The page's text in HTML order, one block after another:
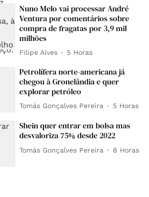
Nuno Melo vai processar André
Ventura por comentários sobre
compra de fragatas por 3,9 mil
milhões
Filipe Alves 5 Horas
Petrolífera norte-americana já
chegou à Gronelândia e quer
explorar petróleo
Tomás Gonçalves Pereira 5 Horas
Shein quer entrar em bolsa mas
desvaloriza 75% desde 2022
Tomás Gonçalves Pereira 8 Horas